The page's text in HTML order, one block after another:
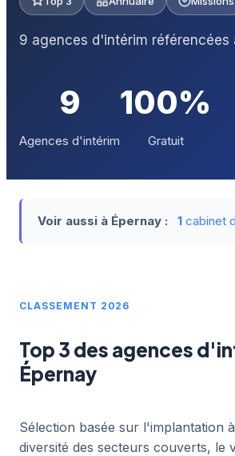
9 agences d'intérim référencées
9
Agences d'intérim
100%
Gratuit
Voir aussi à Épernay : 1 cabinet
CLASSEMENT 2026
Top 3 des agences
Épernay
Sélection basée sur l'implantation
diversité des secteurs couverts, le